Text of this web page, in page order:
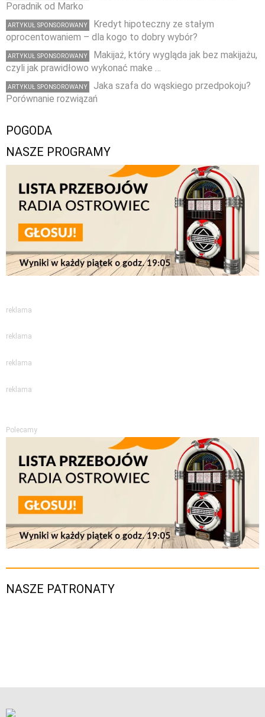
Poradnik od Marko
ARTYKUŁ SPONSOROWANY
Kredyt hipoteczny ze stałym
oprocentowaniem – dla kogo to dobry wybór?
ARTYKUŁ SPONSOROWANY
Makijaż, który wygląda jak bez makijażu,
czyli jak prawidłowo wykonać make …
ARTYKUŁ SPONSOROWANY
Jaka szafa do wąskiego przedpokoju?
Porównanie rozwiązań
POGODA
NASZE PROGRAMY
reklama
reklama
reklama
reklama
Polecamy
NASZE PATRONATY